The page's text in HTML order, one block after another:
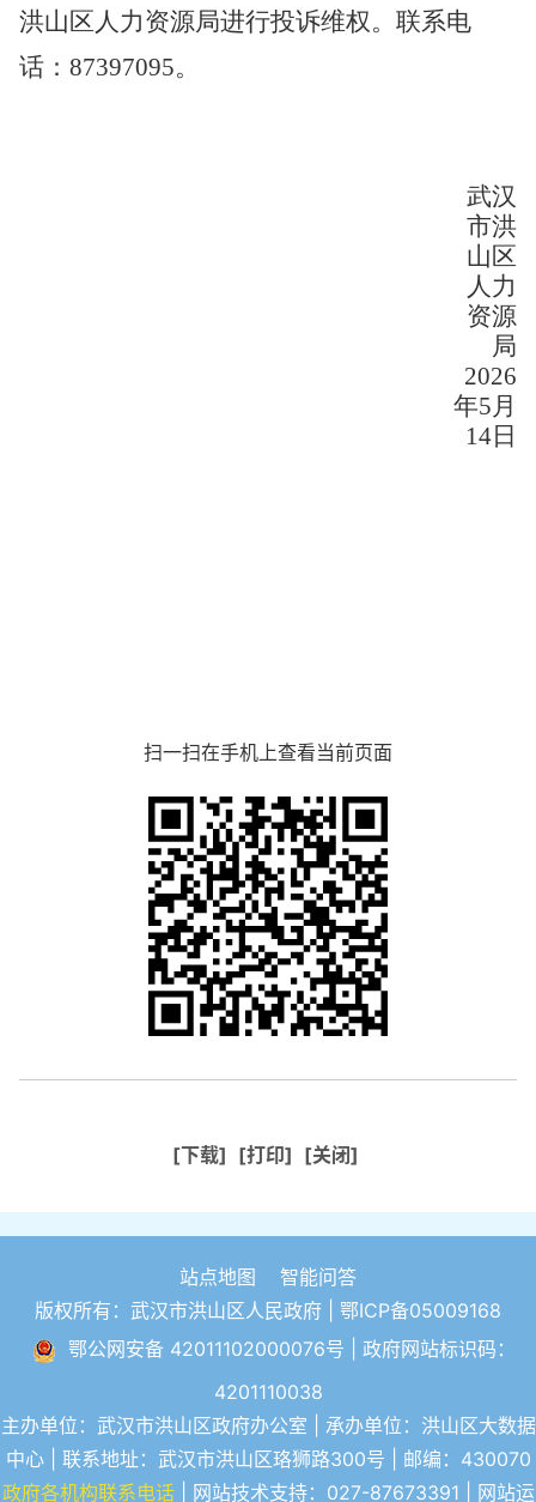
洪山区人力资源局进行投诉维权。联系电
话： 87397095。
武汉
市洪
山区
人力
资源
局
2026
年5月
14日
扫一扫在手机上查看当前页面
[下载] [打印] [关闭]
站点地图
智能问答
版权所有：武汉市洪山区人民政府 | 鄂ICP备05009168
鄂公网安备 42011102000076号 | 政府网站标识码：
4201110038
主办单位：武汉市洪山区政府办公室 | 承办单位：洪山区大数据
中心 | 联系地址：武汉市洪山区珞狮路300号 | 邮编：430070
政府各机构联系电话| 网站技术支持：027-87673391 | 网站运